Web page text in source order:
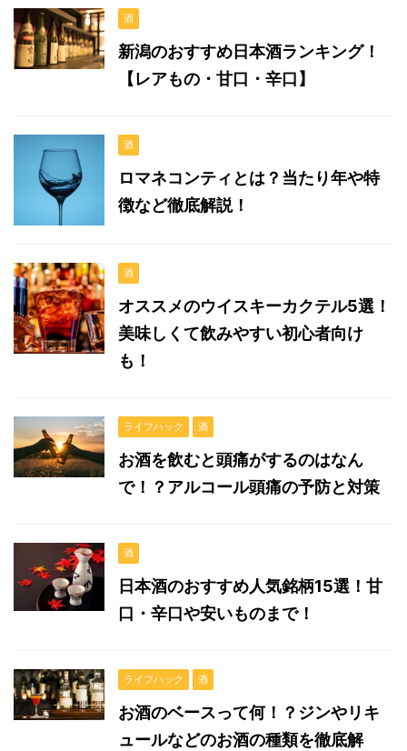
酒
新潟のおすすめ日本酒ランキング！
【レアもの・甘口・辛口】
酒
ロマネコンティとは？当たり年や特
徴など徹底解説！
酒
オススメのウイスキーカクテル5選！
美味しくて飲みやすい初心者向け
も！
ライフハック 酒
お酒を飲むと頭痛がするのはなん
で！？アルコール頭痛の予防と対策
酒
日本酒のおすすめ人気銘柄15選！甘
口・辛口や安いものまで！
ライフハック 酒
お酒のベースって何！？ジンやリキ
ュールなどのお酒の種類を徹底解